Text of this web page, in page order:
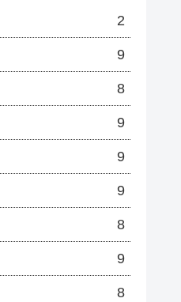
2
9
8
9
9
9
8
9
8